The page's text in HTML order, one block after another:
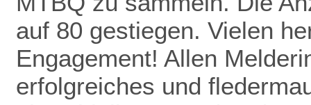
auf 80 gestiegen. Vielen
Engagement! Allen
erfolgreiches und